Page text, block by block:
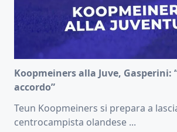
Koopmeiners alla Juve, Gasperini:
accordo”
Teun Koopmeiners si prepara a
centrocampista olandese ...